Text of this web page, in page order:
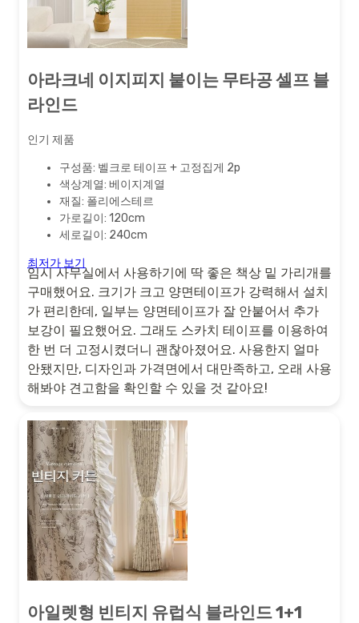
아라크네 이지피지 붙이는 무타공 셀프 블
라인드
인기 제품
구성품: 벨크로 테이프 + 고정집게 2p
색상계열: 베이지계열
재질: 폴리에스테르
가로길이: 120cm
세로길이: 240cm
최저가 보기
임시 사무실에서 사용하기에 딱 좋은 책상 밑 가리개를
구매했어요. 크기가 크고 양면테이프가 강력해서 설치
가 편리한데, 일부는 양면테이프가 잘 안붙어서 추가
보강이 필요했어요. 그래도 스카치 테이프를 이용하여
한 번 더 고정시켰더니 괜찮아졌어요. 사용한지 얼마
안됐지만, 디자인과 가격면에서 대만족하고, 오래 사용
해봐야 견고함을 확인할 수 있을 것 같아요!
아일렛형 빈티지 유럽식 블라인드 1+1